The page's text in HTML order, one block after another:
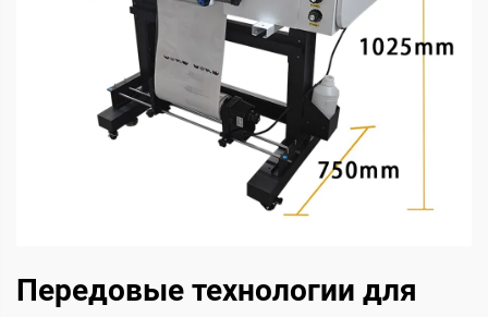
Передовые технологии для